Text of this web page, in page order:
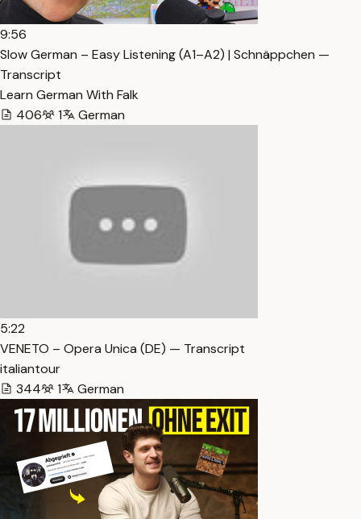
9:56
Slow German – Easy Listening (A1–A2) | Schnäppchen —
Transcript
Learn German With Falk
406
1 German
5:22
VENETO – Opera Unica (DE) — Transcript
italiantour
344
1 German